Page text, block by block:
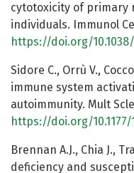
cytotoxicity of primary
individuals. Immunol
https://doi.org/10.1038/
Sidore C., Orrù V.,
immune system
autoimmunity. Mult
https://doi.org/10.1177/
Brennan A.J., Chia J.,
deficiency and